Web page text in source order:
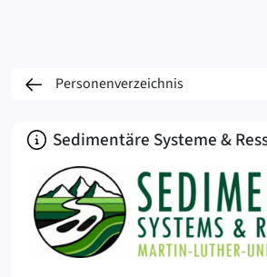
Personenverzeichnis
Über
Sedimentäre Systeme &